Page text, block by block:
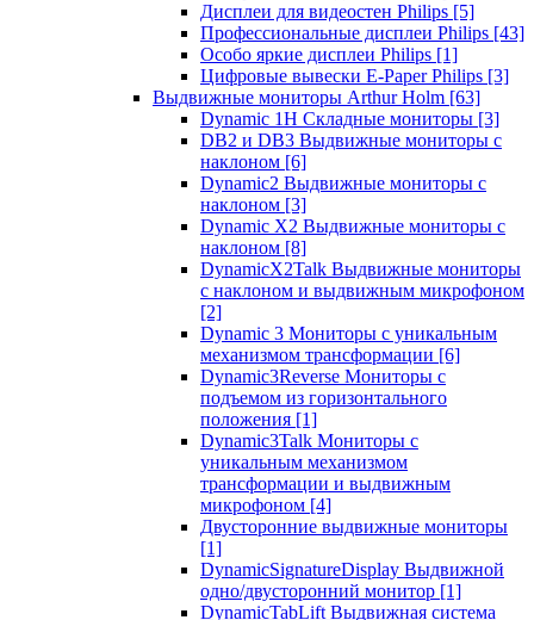
Дисплеи для видеостен Philips [5]
Профессиональные дисплеи Philips [43]
Особо яркие дисплеи Philips [1]
Цифровые вывески E-Paper Philips [3]
Выдвижные мониторы Arthur Holm [63]
Dynamic 1Н Складные мониторы [3]
DB2 и DB3 Выдвижные мониторы с
наклоном [6]
Dynamic2 Выдвижные мониторы с
наклоном [3]
Dynamic X2 Выдвижные мониторы с
наклоном [8]
DynamicX2Talk Выдвижные мониторы
с наклоном и выдвижным микрофоном
[2]
Dynamic 3 Мониторы с уникальным
механизмом трансформации [6]
Dynamic3Reverse Мониторы с
подъемом из горизонтального
положения [1]
Dynamic3Talk Мониторы с
уникальным механизмом
трансформации и выдвижным
микрофоном [4]
Двусторонние выдвижные мониторы
[1]
DynamicSignatureDisplay Выдвижной
одно/двусторонний монитор [1]
DynamicTabLift Выдвижная система